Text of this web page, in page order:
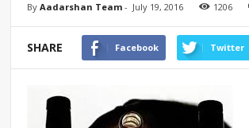
By Aadarshan Team- July 19, 2016 1206
SHARE Facebook Twitter